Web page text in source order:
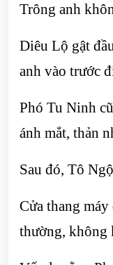
Trông anh
Diêu Lộ gật
anh vào trước
Phó Tu Ninh
ánh mắt, thản
Sau đó, Tô
Cửa thang
thường, không